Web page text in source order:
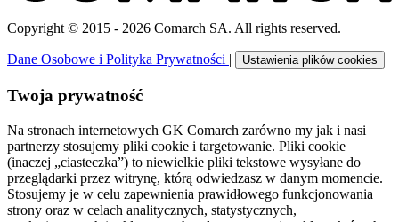
Copyright © 2015 - 2026 Comarch SA. All rights reserved.
Dane Osobowe i Polityka Prywatności | Ustawienia plików cookies
Twoja prywatność
Na stronach internetowych GK Comarch zarówno my jak i nasi
partnerzy stosujemy pliki cookie i targetowanie. Pliki cookie
(inaczej „ciasteczka”) to niewielkie pliki tekstowe wysyłane do
przeglądarki przez witrynę, którą odwiedzasz w danym momencie.
Stosujemy je w celu zapewnienia prawidłowego funkcjonowania
strony oraz w celach analitycznych, statystycznych,